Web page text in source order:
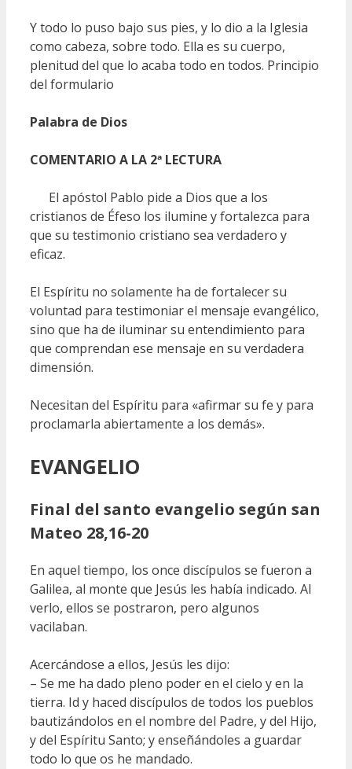
Y todo lo puso bajo sus pies, y lo dio a la Iglesia
como cabeza, sobre todo. Ella es su cuerpo,
plenitud del que lo acaba todo en todos. Principio
del formulario
Palabra de Dios
COMENTARIO A LA 2ª LECTURA
El apóstol Pablo pide a Dios que a los
cristianos de Éfeso los ilumine y fortalezca para
que su testimonio cristiano sea verdadero y
eficaz.
El Espíritu no solamente ha de fortalecer su
voluntad para testimoniar el mensaje evangélico,
sino que ha de iluminar su entendimiento para
que comprendan ese mensaje en su verdadera
dimensión.
Necesitan del Espíritu para «afirmar su fe y para
proclamarla abiertamente a los demás».
EVANGELIO
Final del santo evangelio según san
Mateo 28,16-20
En aquel tiempo, los once discípulos se fueron a
Galilea, al monte que Jesús les había indicado. Al
verlo, ellos se postraron, pero algunos
vacilaban.
Acercándose a ellos, Jesús les dijo:
– Se me ha dado pleno poder en el cielo y en la
tierra. Id y haced discípulos de todos los pueblos
bautizándolos en el nombre del Padre, y del Hijo,
y del Espíritu Santo; y enseñándoles a guardar
todo lo que os he mandado.